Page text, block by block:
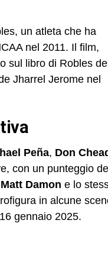
un atleta che ha
nel 2011. Il film,
sul libro di Robles del
Jharrel Jerome nel
Peña, Don
con un punteggio del
Matt Damon e lo
in alcune
gennaio 2025.